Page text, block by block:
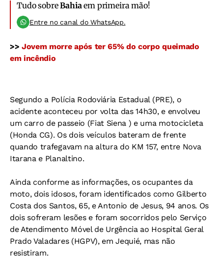
Tudo sobreBahia em primeira mão!
Entre no canal do WhatsApp.
>> Jovem morre após ter 65% do corpo queimado
em incêndio
Segundo a Polícia Rodoviária Estadual (PRE), o
acidente aconteceu por volta das 14h30, e envolveu
um carro de passeio (Fiat Siena ) e uma motocicleta
(Honda CG). Os dois veículos bateram de frente
quando trafegavam na altura do KM 157, entre Nova
Itarana e Planaltino.
Ainda conforme as informações, os ocupantes da
moto, dois idosos, foram identificados como Gilberto
Costa dos Santos, 65, e Antonio de Jesus, 94 anos. Os
dois sofreram lesões e foram socorridos pelo Serviço
de Atendimento Móvel de Urgência ao Hospital Geral
Prado Valadares (HGPV), em Jequié, mas não
resistiram.